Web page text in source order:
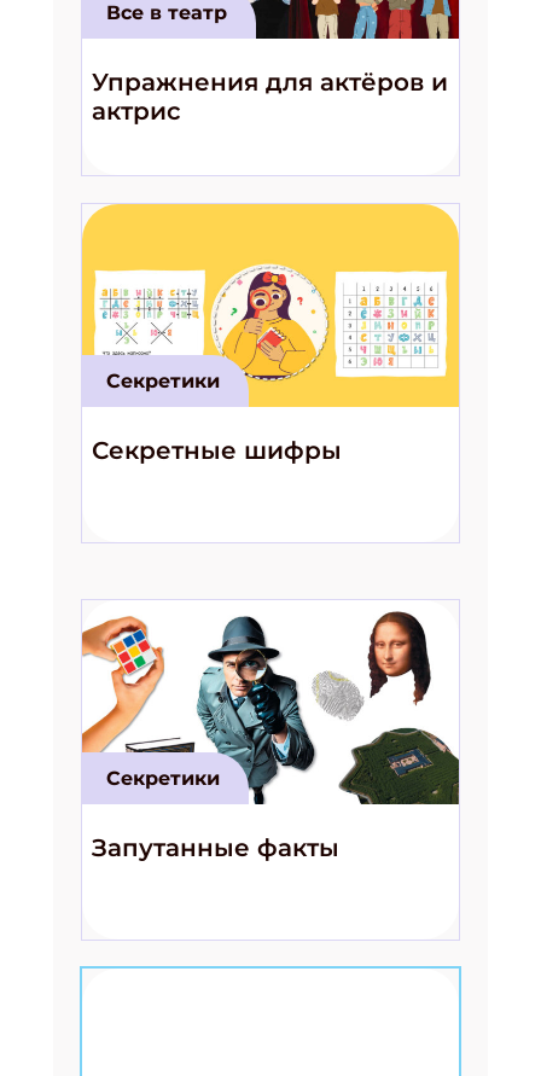
Все в театр
Упражнения для актёров и
актрис
Секретики
Секретные шифры
Секретики
Запутанные факты